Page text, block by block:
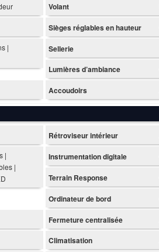
Volant
Sièges réglables en hauteur
|
Sellerie
Lumières d’ambiance
Accoudoirs
Rétroviseur intérieur
|
|
Instrumentation digitale
Terrain Response
Ordinateur de bord
Fermeture centralisée
Climatisation